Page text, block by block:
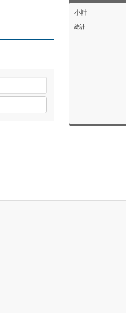
小計
總計